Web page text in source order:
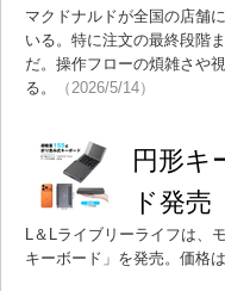
マクドナルドが全国の店舗
いる。特に注文の最終段階
だ。操作フローの煩雑さや
る。
（2026/5/14）
円形キ
ド発
L＆Lライブリーライフは
キーボード」を発売。価格